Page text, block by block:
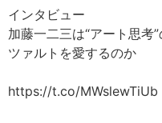
インタビュー
加藤一二三は“アート思考
ツァルトを愛するのか
https://t.co/MWslewTiUb